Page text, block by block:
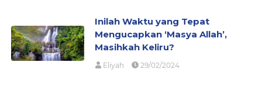
Inilah Waktu yang Tepat
Mengucapkan ‘Masya Allah’,
Masihkah Keliru?
Eliyah 29/02/2024